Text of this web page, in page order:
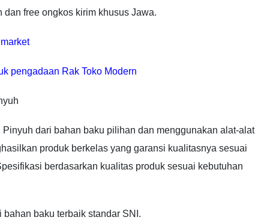
free ongkos kirim khusus Jawa.
pengadaan Rak Toko Modern
dari bahan baku pilihan dan menggunakan alat-alat
produk berkelas yang garansi kualitasnya sesuai
berdasarkan kualitas produk sesuai kebutuhan
baku terbaik standar SNI.